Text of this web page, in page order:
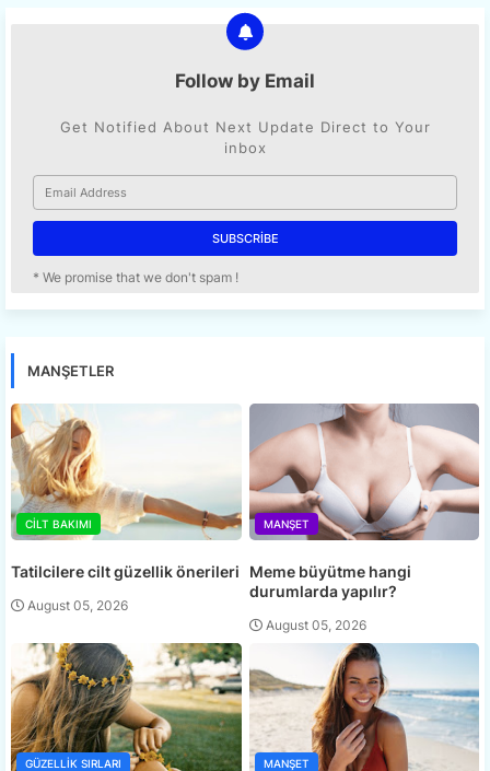
Follow by Email
Get Notified About Next Update Direct to Your
inbox
* We promise that we don't spam !
MANŞETLER
CILT BAKIMI
Tatilcilere cilt güzellik önerileri
August 05, 2026
MANŞET
Meme büyütme hangi
durumlarda yapılır?
August 05, 2026
GÜZELLIK SIRLARI MANŞET